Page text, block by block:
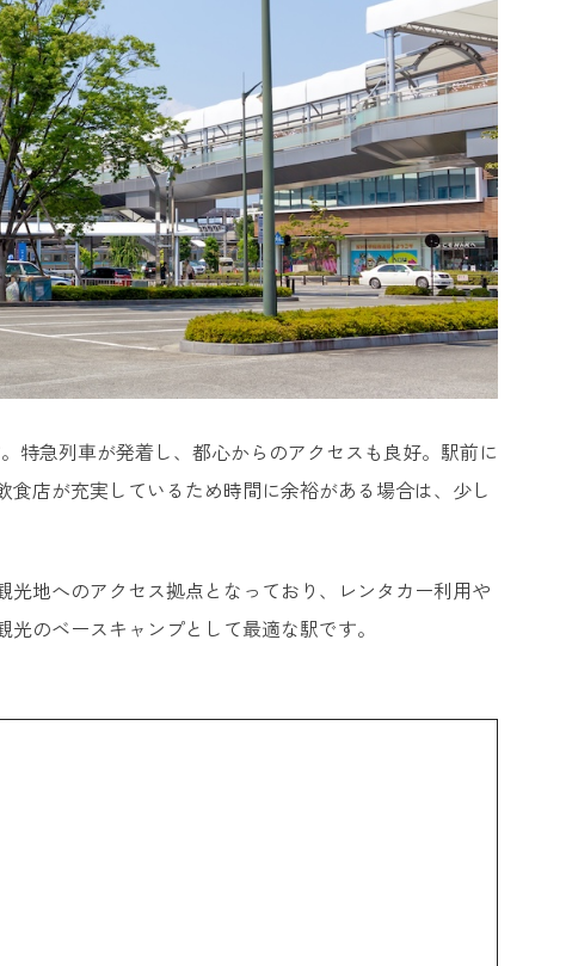
特急列車が発着し、都心からのアクセスも良好。駅前に
店が充実しているため時間に余裕がある場合は、少し
地へのアクセス拠点となっており、レンタカー利用や
のベースキャンプとして最適な駅です。